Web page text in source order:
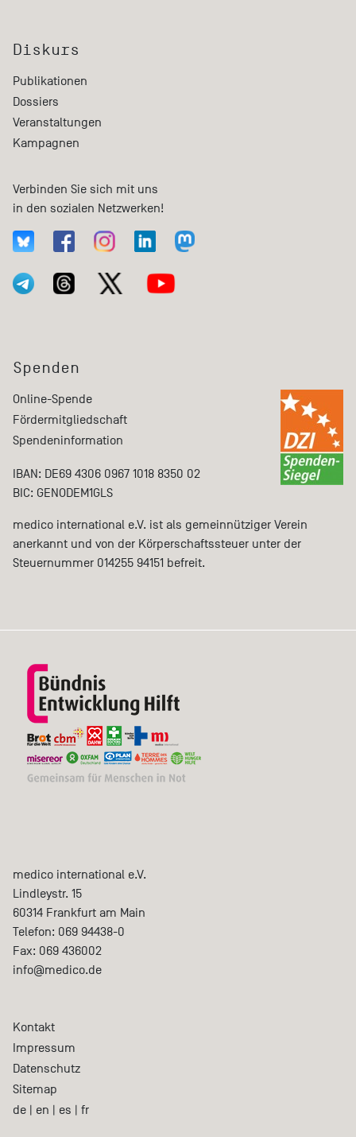
Diskurs
Publikationen
Dossiers
Veranstaltungen
Kampagnen
Verbinden Sie sich mit uns
in den sozialen Netzwerken!
Spenden
Online-Spende
Fördermitgliedschaft
Spendeninformation
IBAN: DE69 4306 0967 1018 8350 02
BIC: GENODEM1GLS
medico international e.V. ist als gemeinnütziger Verein
anerkannt und von der Körperschaftssteuer unter der
Steuernummer 014255 94151 befreit.
medico international e.V.
Lindleystr. 15
60314 Frankfurt am Main
Telefon: 069 94438-0
Fax: 069 436002
info@medico.de
Kontakt
Impressum
Datenschutz
Sitemap
de | en | es | fr